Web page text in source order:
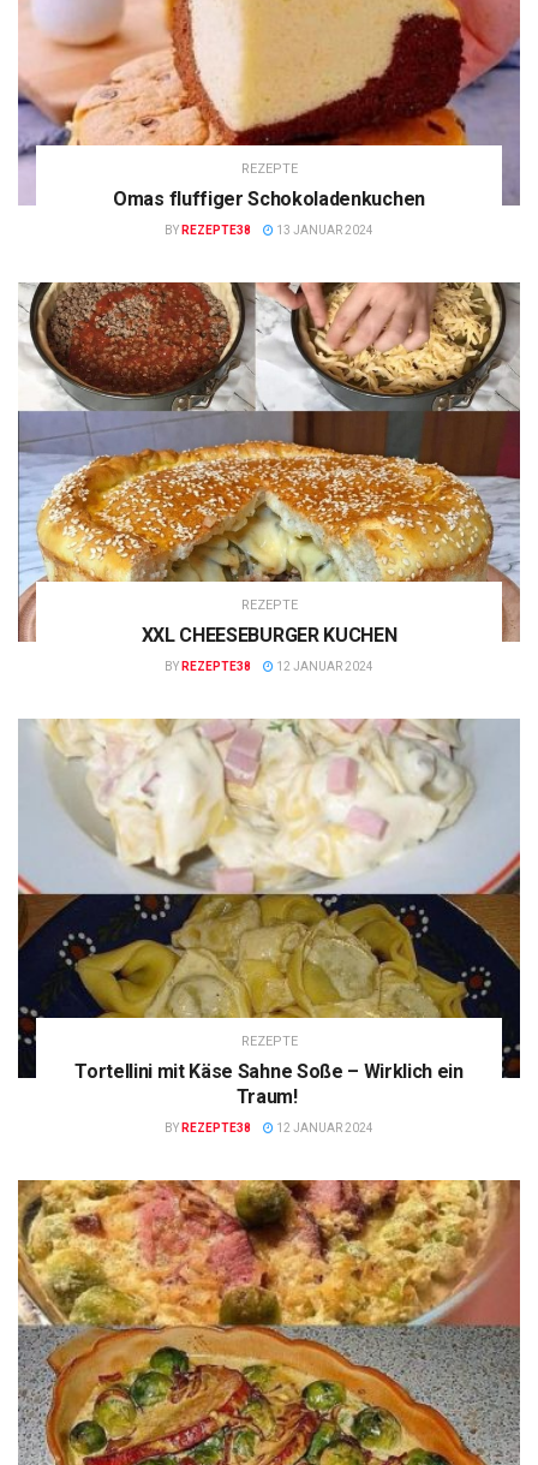
REZEPTE
Omas fluffiger Schokoladenkuchen
BY REZEPTE38 13 JANUAR 2024
REZEPTE
XXL CHEESEBURGER KUCHEN
BY REZEPTE38 12 JANUAR 2024
REZEPTE
Tortellini mit Käse Sahne Soße – Wirklich ein
Traum!
BY REZEPTE38 12 JANUAR 2024